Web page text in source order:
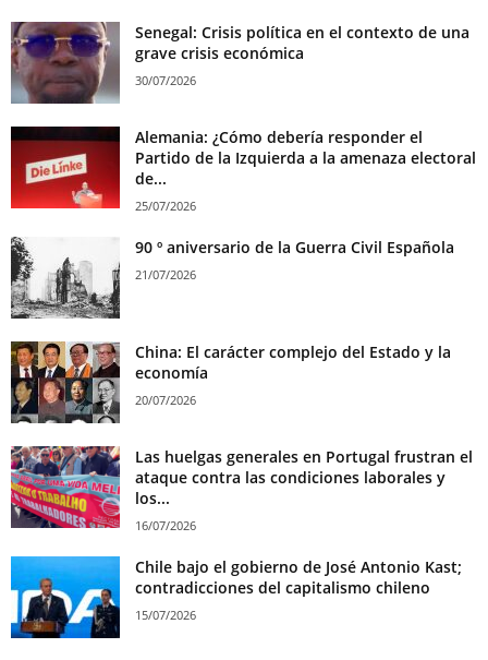
Senegal: Crisis política en el contexto de una
grave crisis económica
30/07/2026
Alemania: ¿Cómo debería responder el
Partido de la Izquierda a la amenaza electoral
de...
25/07/2026
90 º aniversario de la Guerra Civil Española
21/07/2026
China: El carácter complejo del Estado y la
economía
20/07/2026
Las huelgas generales en Portugal frustran el
ataque contra las condiciones laborales y
los...
16/07/2026
Chile bajo el gobierno de José Antonio Kast;
contradicciones del capitalismo chileno
15/07/2026